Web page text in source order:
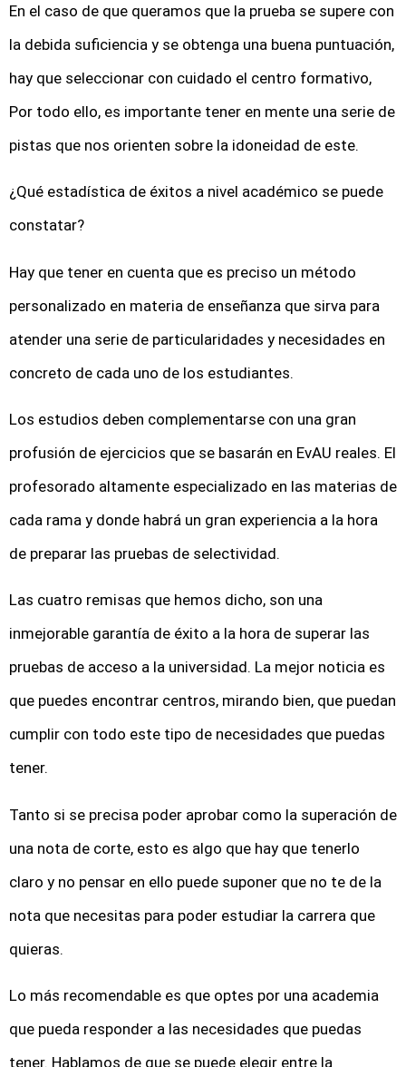
En el caso de que queramos que la prueba se supere con
la debida suficiencia y se obtenga una buena puntuación,
hay que seleccionar con cuidado el centro formativo,
Por todo ello, es importante tener en mente una serie de
pistas que nos orienten sobre la idoneidad de este.
¿Qué estadística de éxitos a nivel académico se puede
constatar?
Hay que tener en cuenta que es preciso un método
personalizado en materia de enseñanza que sirva para
atender una serie de particularidades y necesidades en
concreto de cada uno de los estudiantes.
Los estudios deben complementarse con una gran
profusión de ejercicios que se basarán en EvAU reales. El
profesorado altamente especializado en las materias de
cada rama y donde habrá un gran experiencia a la hora
de preparar las pruebas de selectividad.
Las cuatro remisas que hemos dicho, son una
inmejorable garantía de éxito a la hora de superar las
pruebas de acceso a la universidad. La mejor noticia es
que puedes encontrar centros, mirando bien, que puedan
cumplir con todo este tipo de necesidades que puedas
tener.
Tanto si se precisa poder aprobar como la superación de
una nota de corte, esto es algo que hay que tenerlo
claro y no pensar en ello puede suponer que no te de la
nota que necesitas para poder estudiar la carrera que
quieras.
Lo más recomendable es que optes por una academia
que pueda responder a las necesidades que puedas
tener. Hablamos de que se puede elegir entre la